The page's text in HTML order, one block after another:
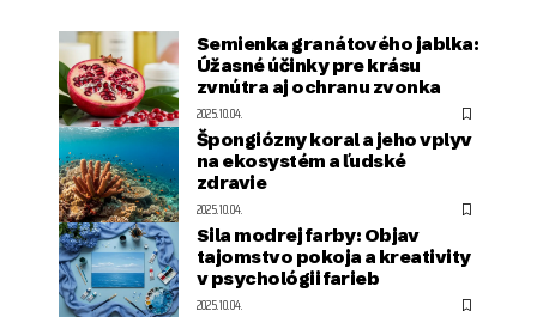
Semienka granátového jablka:
Úžasné účinky pre krásu
zvnútra aj ochranu zvonka
2025.10.04.
Špongiózny koral a jeho vplyv
na ekosystém a ľudské
zdravie
2025.10.04.
Sila modrej farby: Objav
tajomstvo pokoja a kreativity
v psychológii farieb
2025.10.04.